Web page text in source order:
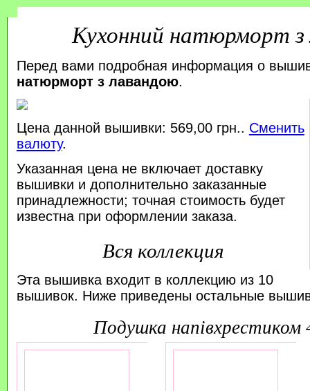
Кухонний натюрморт з
Перед вами подробная информация о
натюрморт з лавандою.
Цена данной вышивки: 569,00 грн.. Сменить
валюту.
Указанная цена не включает доставку
вышивки и дополнительно заказанные
принадлежности; точная стоимость будет
известна при оформлении заказа.
Вся коллекция
Эта вышивка входит в коллекцию из 10
вышивок. Ниже приведены остальные
подушка